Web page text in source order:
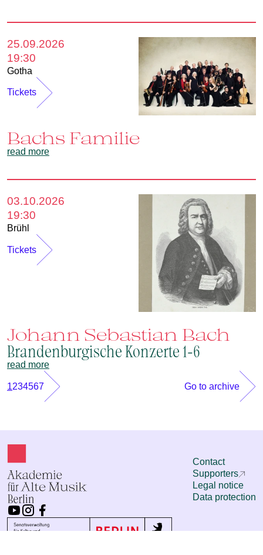
25.09.2026
19:30
Gotha
Tickets
Bachs Familie
read more
03.10.2026
19:30
Brühl
Tickets
Johann Sebastian Bach
Brandenburgische Konzerte 1-6
read more
1234567 Go to archive
Contact
Supporters
Legal notice
Data protection